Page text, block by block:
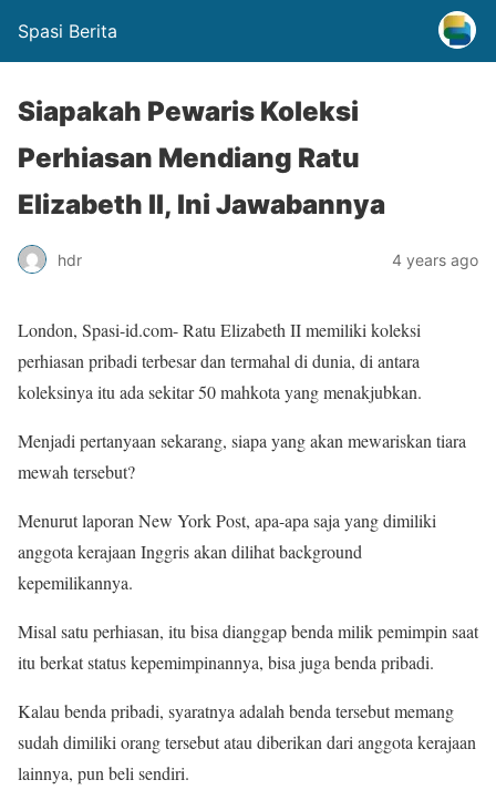
Spasi Berita
Siapakah Pewaris Koleksi
Perhiasan Mendiang Ratu
Elizabeth II, Ini Jawabannya
hdr 4 years ago
London, Spasi-id.com- Ratu Elizabeth II memiliki koleksi
perhiasan pribadi terbesar dan termahal di dunia, di antara
koleksinya itu ada sekitar 50 mahkota yang menakjubkan.
Menjadi pertanyaan sekarang, siapa yang akan mewariskan tiara
mewah tersebut?
Menurut laporan New York Post, apa-apa saja yang dimiliki
anggota kerajaan Inggris akan dilihat background
kepemilikannya.
Misal satu perhiasan, itu bisa dianggap benda milik pemimpin saat
itu berkat status kepemimpinannya, bisa juga benda pribadi.
Kalau benda pribadi, syaratnya adalah benda tersebut memang
sudah dimiliki orang tersebut atau diberikan dari anggota kerajaan
lainnya, pun beli sendiri.